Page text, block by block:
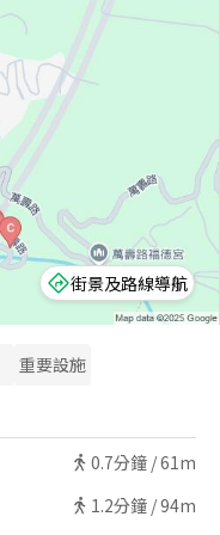
街景及路線導航
重要設施
0.7分鐘 /61m
1.2分鐘 /94m